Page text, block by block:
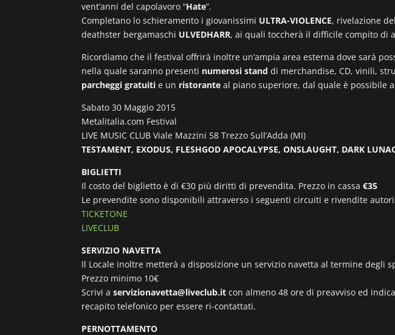
vent’anni del capolavoro “Hate”.
Completano lo schieramento i giovanissimi ULTRA-VIOLENCE, rivelazione
deathster bergamaschi ULVEDHARR, ai quali toccherà il difficile compito di
Ricordiamo che il festival offrirà inoltre un’ampia area esterna dove sarà
nella quale saranno presenti numerosi stand di merchandise, CD, vinili,
parcheggi gratuiti e un ristorante al piano superiore, dal quale è possibile
Sabato 30 Maggio 2015
Metalitalia.com Festival
LIVE MUSIC CLUB Viale Mazzini 58 Trezzo Sull’Adda (MI)
TESTAMENT, EXODUS, FLESHGOD APOCALYPSE, ONSLAUGHT, DARK
BIGLIETTI
Il costo del biglietto è di €30 più diritti di prevendita. Prezzo in cassa€35
Le prevendite sono disponibili attraverso i seguenti circuiti e rivendite
TICKETONE
LIVECLUB
SERVIZIO NAVETTA
Il Locale inoltre metterà a disposizione un servizio navetta al termine degli
Prezzo minimo 10€
Scrivi aservizionavetta@liveclub.it con almeno 48 ore di preavviso ed
recapito telefonico per essere ri-contattati.
PERNOTTAMENTO